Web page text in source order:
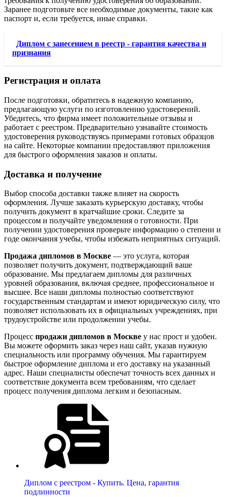
Заранее подготовьте все необходимые документы, такие как
паспорт и, если требуется, иные справки.
Диплом с занесением в реестр - гарантия качества и
признания
Регистрация и оплата
После подготовки, обратитесь в надежную компанию,
предлагающую услуги по изготовлению удостоверений.
Убедитесь, что фирма имеет положительные отзывы и
работает с реестром. Предварительно узнавайте стоимость
удостоверения руководствуясь примерами готовых образцов
на сайте. Некоторые компании предоставляют приложения
для быстрого оформления заказов и оплаты.
Доставка и получение
Выбор способа доставки также влияет на скорость
оформления. Лучше заказать курьерскую доставку, чтобы
получить документ в кратчайшие сроки. Следите за
процессом и получайте уведомления о готовности. При
получении удостоверения проверьте информацию о степени и
годе окончания учебы, чтобы избежать неприятных ситуаций.
Продажа дипломов в Москве — это услуга, которая
позволяет получить документ, подтверждающий ваше
образование. Мы предлагаем дипломы для различных
уровней образования, включая среднее, профессиональное и
высшее. Все наши дипломы полностью соответствуют
государственным стандартам и имеют юридическую силу, что
позволяет использовать их в официальных учреждениях, при
трудоустройстве или продолжении учебы.
Процесс продажи дипломов в Москве у нас прост и удобен.
Вы можете оформить заказ через наш сайт, указав нужную
специальность или программу обучения. Мы гарантируем
быстрое оформление диплома и его доставку на указанный
адрес. Наши специалисты обеспечат точность всех данных и
соответствие документа всем требованиям, что сделает
процесс получения диплома легким и безопасным.
Диплом с реестром - Купить. Цена, гарантия
подлинности